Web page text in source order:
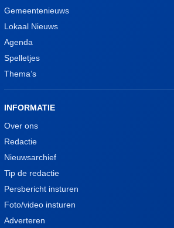
Gemeentenieuws
Lokaal Nieuws
Agenda
Spelletjes
Thema’s
INFORMATIE
Over ons
Redactie
Nieuwsarchief
Tip de redactie
Persbericht insturen
Foto/video insturen
Adverteren